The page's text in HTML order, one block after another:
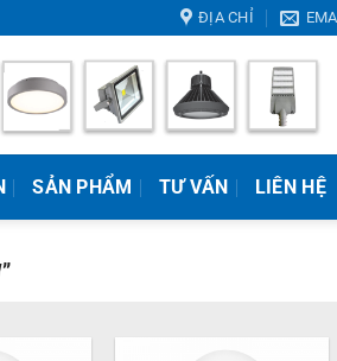
ĐỊA CHỈ
SẢN PHẨM TƯ VẤN LIÊN HỆ